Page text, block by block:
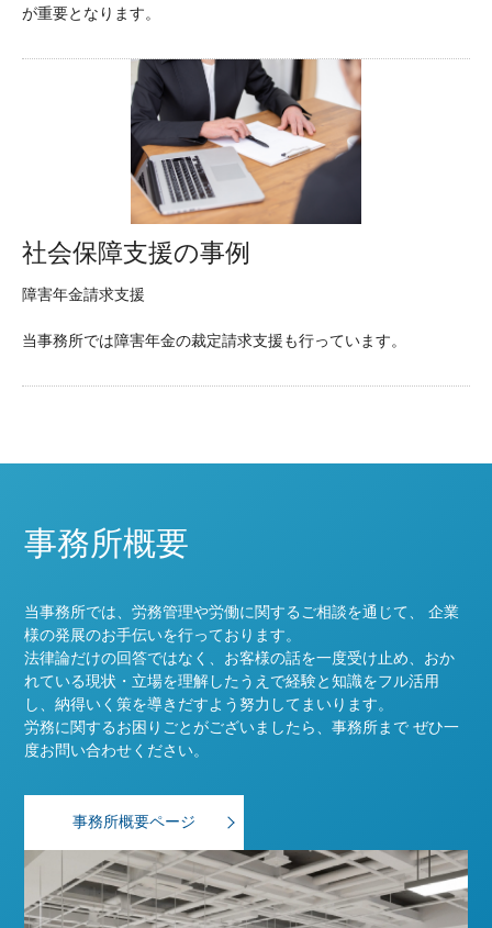
が重要となります。
社会保障支援の事例
障害年金請求支援
当事務所では障害年金の裁定請求支援も行っています。
事務所概要
当事務所では、労務管理や労働に関するご相談を通じて、 企業
様の発展のお手伝いを行っております。
法律論だけの回答ではなく、お客様の話を一度受け止め、おか
れている現状・立場を理解したうえで経験と知識をフル活用
し、納得いく策を導きだすよう努力してまいります。
労務に関するお困りごとがございましたら、事務所まで ぜひ一
度お問い合わせください。
事務所概要ページ